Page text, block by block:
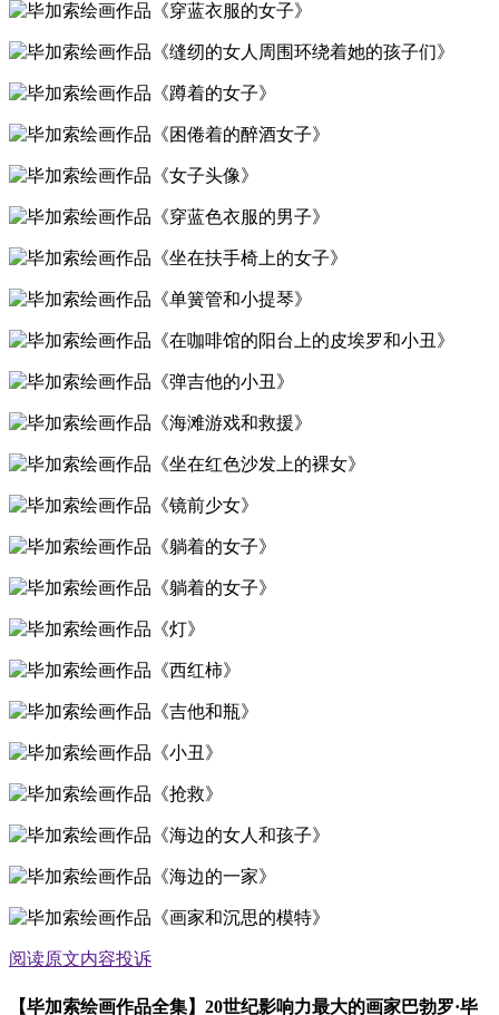
《穿蓝衣服的女子》
《缝纫的女人周围环绕着她的孩子们》
《蹲着的女子》
《困倦着的醉酒女子》
《女子头像》
《穿蓝色衣服的男子》
《坐在扶手椅上的女子》
《单簧管和小提琴》
《在咖啡馆的阳台上的皮埃罗和小丑》
《弹吉他的小丑》
《海滩游戏和救援》
《坐在红色沙发上的裸女》
《镜前少女》
《躺着的女子》
《躺着的女子》
《灯》
《西红柿》
《吉他和瓶》
《小丑》
《抢救》
《海边的女人和孩子》
《海边的一家》
《画家和沉思的模特》
阅读原文内容投诉
【毕加索绘画作品全集】20世纪影响力最大的画家巴勃罗·毕